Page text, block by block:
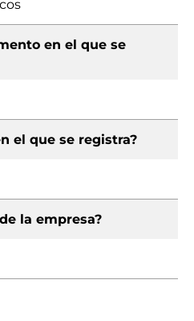
en el que se
el que se registra?
la empresa?